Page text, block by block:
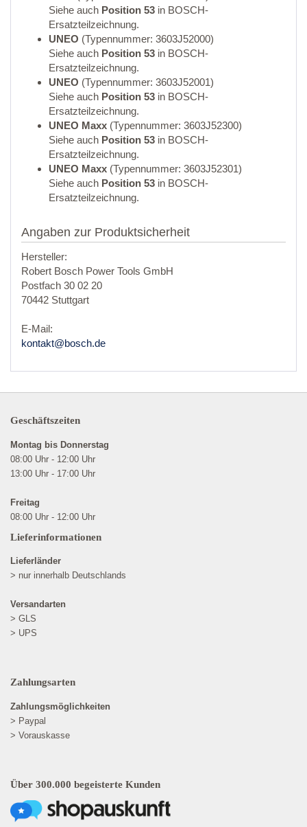
Siehe auch Position 53 in BOSCH-
Ersatzteilzeichnung.
UNEO (Typennummer: 3603J52000)
Siehe auch Position 53 in BOSCH-
Ersatzteilzeichnung.
UNEO (Typennummer: 3603J52001)
Siehe auch Position 53 in BOSCH-
Ersatzteilzeichnung.
UNEO Maxx (Typennummer: 3603J52300)
Siehe auch Position 53 in BOSCH-
Ersatzteilzeichnung.
UNEO Maxx (Typennummer: 3603J52301)
Siehe auch Position 53 in BOSCH-
Ersatzteilzeichnung.
Angaben zur Produktsicherheit
Hersteller:
Robert Bosch Power Tools GmbH
Postfach 30 02 20
70442 Stuttgart
E-Mail:
kontakt@bosch.de
Geschäftszeiten
Montag bis Donnerstag
08:00 Uhr - 12:00 Uhr
13:00 Uhr - 17:00 Uhr
Freitag
08:00 Uhr - 12:00 Uhr
Lieferinformationen
Lieferländer
> nur innerhalb Deutschlands
Versandarten
> GLS
> UPS
Zahlungsarten
Zahlungsmöglichkeiten
> Paypal
> Vorauskasse
Über 300.000 begeisterte Kunden